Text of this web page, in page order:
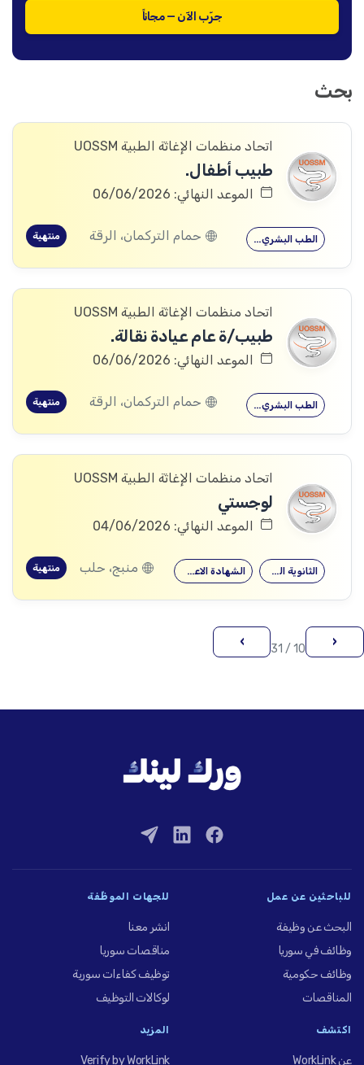
جرّب الآن — مجاناً
بحث
اتحاد منظمات الإغاثة الطبية UOSSM
طبيب أطفال.
الموعد النهائي: 06/06/2026
الطب البشري… حمام التركمان، الرقة منتهية
اتحاد منظمات الإغاثة الطبية UOSSM
طبيب/ة عام عيادة نقالة.
الموعد النهائي: 06/06/2026
الطب البشري… حمام التركمان، الرقة منتهية
اتحاد منظمات الإغاثة الطبية UOSSM
لوجستي
الموعد النهائي: 04/06/2026
الشهادة الاعدادية الثانوية العامة منبج، حلب منتهية
‹
10 / 31
›
للباحثين عن عمل
البحث عن وظيفة
وظائف في سوريا
وظائف حكومية
المناقصات
للجهات الموظِّفة
انشر معنا
مناقصات سوريا
توظيف كفاءات سورية
لوكالات التوظيف
اكتشف
عن WorkLink
المزيد
Verify by WorkLink